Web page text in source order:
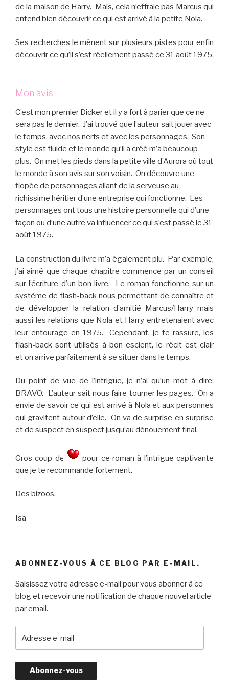
de la maison de Harry. Mais, cela n’effraie pas Marcus qui
entend bien découvrir ce qui est arrivé à la petite Nola.
Ses recherches le mènent sur plusieurs pistes pour enfin
découvrir ce qu’il s’est réellement passé ce 31 août 1975.
Mon avis
C’est mon premier Dicker et il y a fort à parier que ce ne
sera pas le dernier. J’ai trouvé que l’auteur sait jouer avec
le temps, avec nos nerfs et avec les personnages. Son
style est fluide et le monde qu’il a créé m’a beaucoup
plus. On met les pieds dans la petite ville d’Aurora où tout
le monde à son avis sur son voisin. On découvre une
flopée de personnages allant de la serveuse au
richissime héritier d’une entreprise qui fonctionne. Les
personnages ont tous une histoire personnelle qui d’une
façon ou d’une autre va influencer ce qui s’est passé le 31
août 1975.
La construction du livre m’a également plu. Par exemple,
j’ai aimé que chaque chapitre commence par un conseil
sur l’écriture d’un bon livre. Le roman fonctionne sur un
système de flash-back nous permettant de connaître et
de développer la relation d’amitié Marcus/Harry mais
aussi les relations que Nola et Harry entretenaient avec
leur entourage en 1975. Cependant, je te rassure, les
flash-back sont utilisés à bon escient, le récit est clair
et on arrive parfaitement à se situer dans le temps.
Du point de vue de l’intrigue, je n’ai qu’un mot à dire:
BRAVO. L’auteur sait nous faire tourner les pages. On a
envie de savoir ce qui est arrivé à Nola et aux personnes
qui gravitent autour d’elle. On va de surprise en surprise
et de suspect en suspect jusqu’au dénouement final.
Gros coup de
pour ce roman à l’intrigue captivante
que je te recommande fortement.
Des bizoos,
Isa
ABONNEZ-VOUS À CE BLOG PAR E-MAIL.
Saisissez votre adresse e-mail pour vous abonner à ce
blog et recevoir une notification de chaque nouvel article
par email.
s